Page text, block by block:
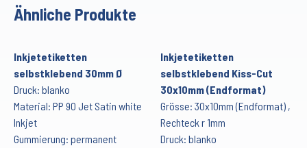
Ähnliche Produkte
Inkjetetiketten
selbstklebend 30mm Ø
Druck: blanko
Material: PP 90 Jet Satin white
Inkjet
Gummierung: permanent
Inkjetetiketten
selbstklebend Kiss-Cut
30x10mm (Endformat)
Grösse: 30x10mm (Endformat) ,
Rechteck r 1mm
Druck: blanko